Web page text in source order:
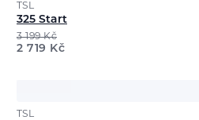
TSL
325 Start
3 199Kč
2 719 Kč
TSL